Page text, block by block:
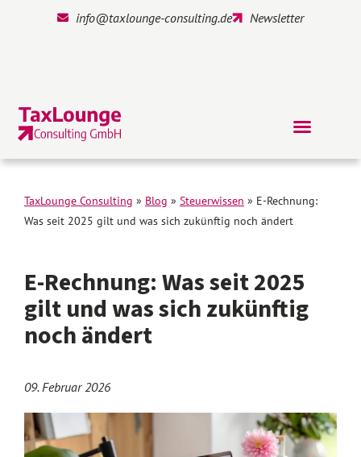
info@taxlounge-consulting.de Newsletter
TaxLounge Consulting » Blog » Steuerwissen » E-Rechnung:
Was seit 2025 gilt und was sich zukünftig noch ändert
E-Rechnung: Was seit 2025
gilt und was sich zukünftig
noch ändert
09. Februar 2026